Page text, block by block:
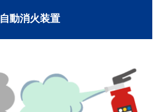
自動消火装置